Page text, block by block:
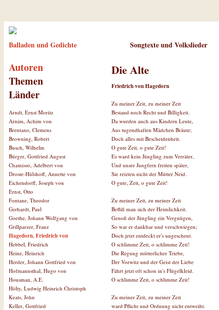
Balladen und Gedichte Songtexte und Volkslieder
Autoren
Themen
Länder
Arndt, Ernst Moritz
Arnim, Achim von
Brentano, Clemens
Browning, Robert
Busch, Wilhelm
Bürger, Gottfried August
Chamisso, Adelbert von
Droste-Hülshoff, Annette von
Eichendorff, Joseph von
Ernst, Otto
Fontane, Theodor
Gerhardt, Paul
Goethe, Johann Wolfgang von
Grillparzer, Franz
Hagedorn, Friedrich von
Hebbel, Friedrich
Heine, Heinrich
Herder, Johann Gottfried von
Hofmannsthal, Hugo von
Housman, A.E.
Hölty, Ludwig Heinrich Christoph
Keats, John
Keller, Gottfried
Die Alte
Friedrich von Hagedorn
Zu meiner Zeit, zu meiner Zeit
Bestand noch Recht und Billigkeit.
Da wurden auch aus Kindern Leute,
Aus tugendhaften Mädchen Bräute;
Doch alles mit Bescheidenheit.
O gute Zeit, o gute Zeit!
Es ward kein Jüngling zum Verräter,
Und unsre Jungfern freiten später,
Sie reizten nicht der Mütter Neid.
O gute, Zeit, o gute Zeit!
Zu meiner Zeit, zu meiner Zeit
Befliß man sich der Heimlichkeit.
Genoß der Jüngling ein Vergnügen,
So war er dankbar und verschwiegen;
Doch jetzt entdeckt er's ungescheut.
O schlimme Zeit, o schlimme Zeit!
Die Regung mütterlicher Triebe,
Der Vorwitz und der Geist der Liebe
Fährt jetzt oft schon in's Flügelkleid.
O schlimme Zeit, o schlimme Zeit!
Zu meiner Zeit, zu meiner Zeit
ward Pflicht und Ordnung nicht entweiht.